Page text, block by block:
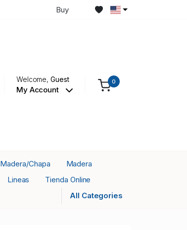
Buy
Welcome,Guest
My Account
0
Madera/Chapa
Madera
Lineas
Tienda Online
All Categories